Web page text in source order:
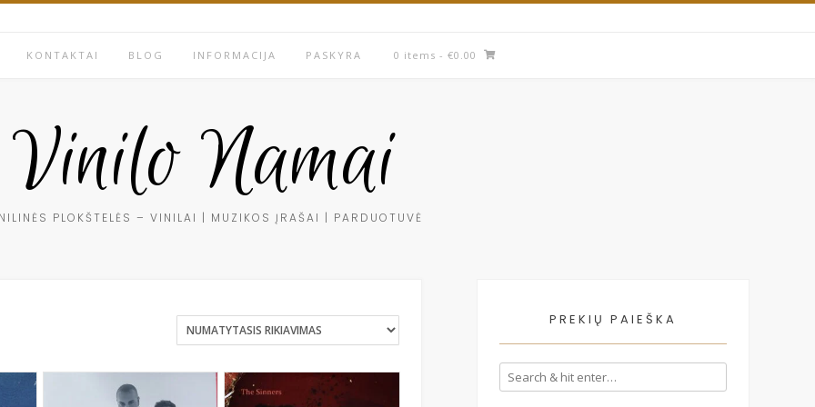
KONTAKTAI BLOG INFORMACIJA PASKYRA 0 items - €0.00
Vinilo Namai
PLOKŠTELĖS – VINILAI | MUZIKOS ĮRAŠAI | PARDUOTUVĖ
PREKIŲ PAIEŠKA